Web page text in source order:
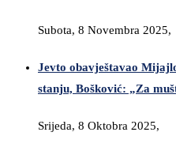
Subota, 8 Novembra 2025,
Jevto obavještavao
stanju, Bošković: „Za
Srijeda, 8 Oktobra 2025,